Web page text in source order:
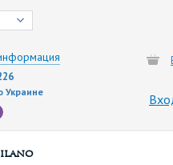
Украине